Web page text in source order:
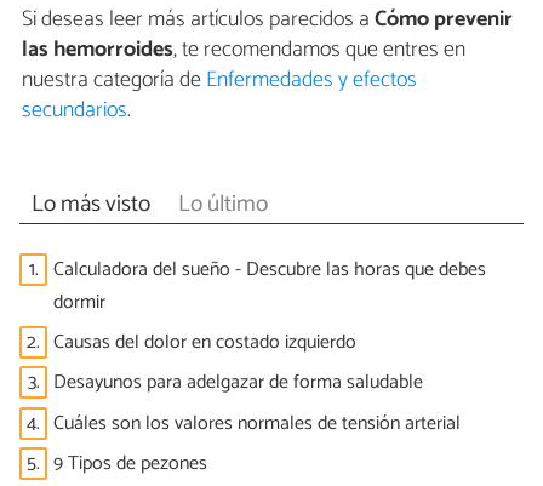
Si deseas leer más artículos parecidos aCómo prevenir
las hemorroides, te recomendamos que entres en
nuestra categoría deEnfermedades y efectos
secundarios.
Lo más visto Lo último
1. Calculadora del sueño - Descubre las horas que debes
dormir
2. Causas del dolor en costado izquierdo
3. Desayunos para adelgazar de forma saludable
4. Cuáles son los valores normales de tensión arterial
5. 9 Tipos de pezones